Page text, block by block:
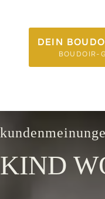
DEIN
BOUDOIR-
KIND